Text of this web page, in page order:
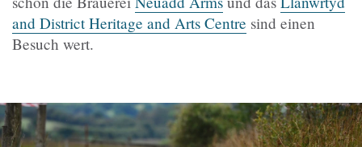
and District Heritage and Arts Centre sind einen
Besuch wert.